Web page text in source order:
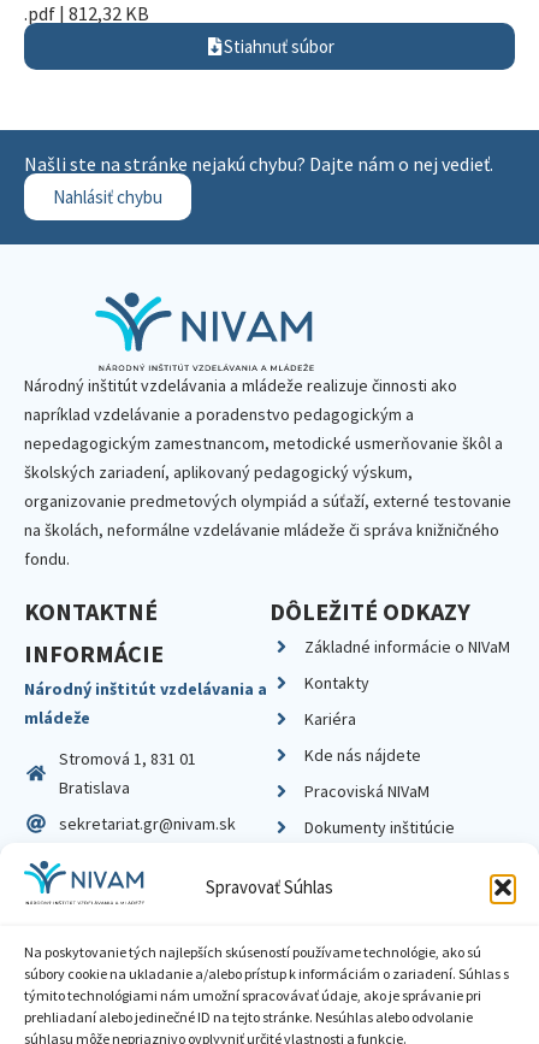
Spravovať Súhlas
Na poskytovanie tých najlepších skúseností používame technológie, ako sú
súbory cookie na ukladanie a/alebo prístup k informáciám o zariadení. Súhlas s
týmito technológiami nám umožní spracovávať údaje, ako je správanie pri
prehliadaní alebo jedinečné ID na tejto stránke. Nesúhlas alebo odvolanie
súhlasu môže nepriaznivo ovplyvniť určité vlastnosti a funkcie.
.pdf | 812,32 KB
Stiahnuť súbor
Našli ste na stránke nejakú chybu? Dajte nám o nej vedieť.
Nahlásiť chybu
Národný inštitút vzdelávania a mládeže realizuje činnosti ako
napríklad vzdelávanie a poradenstvo pedagogickým a
nepedagogickým zamestnancom, metodické usmerňovanie škôl a
školských zariadení, aplikovaný pedagogický výskum,
organizovanie predmetových olympiád a súťaží, externé testovanie
na školách, neformálne vzdelávanie mládeže či správa knižničného
fondu.
KONTAKTNÉ
INFORMÁCIE
Národný inštitút vzdelávania a
mládeže
Stromová 1, 831 01
Bratislava
sekretariat.gr@nivam.sk
IČO: 00164348
DIČ: 2020798714
DÔLEŽITÉ ODKAZY
Základné informácie o NIVaM
Kontakty
Kariéra
Kde nás nájdete
Pracoviská NIVaM
Dokumenty inštitúcie
Zásady ochrany súkromia